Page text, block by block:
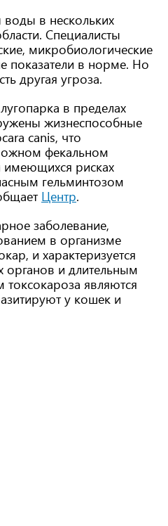
в нескольких
Специалисты
микробиологические
показатели в норме. Но
другая угроза.
в пределах
жизнеспособные
canis, что
фекальном
имеющихся рисках
гельминтозом
Центр.
заболевание,
в организме
и характеризуется
и длительным
токсокароза являются
у кошек и